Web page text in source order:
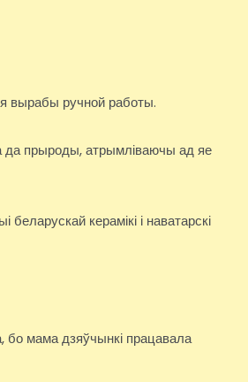
вырабы ручной работы.
да прыроды, атрымліваючы ад яе
керамікі і наватарскі
бо мама дзяўчынкі працавала